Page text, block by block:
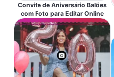
Convite de Aniversário Balões
com Foto para Editar Online